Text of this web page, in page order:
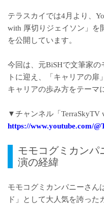
テラスカイでは4月より、
with 厚切りジェイソン」を
を公開しています。
今回は、元BiSHで文筆家
トに迎え、「キャリアの
キャリアの歩み方をテーマ
▼チャンネル「TerraSkyTV
https://www.youtube.com/
モモコグミカンパ
演の経緯
モモコグミカンパニーさん
ド」として大人気を誇った